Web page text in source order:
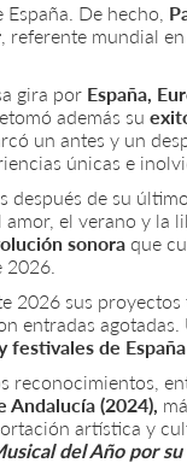
De hecho,
, referente mundial
gira por España,
además su
un antes y un
únicas e
después de su
el verano y la
sonora que
2026 sus
entradas
festivales de España
reconocimientos,
Andalucía (2024),
artística y
del Año por